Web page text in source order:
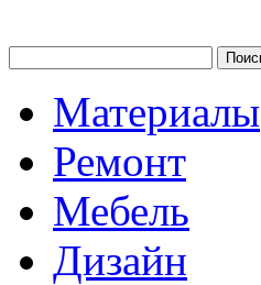
Материалы
Ремонт
Мебель
Дизайн